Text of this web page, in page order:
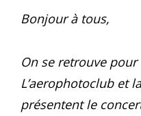
Bonjour à tous,
On se retrouve
L’aerophotoclub et
présentent le